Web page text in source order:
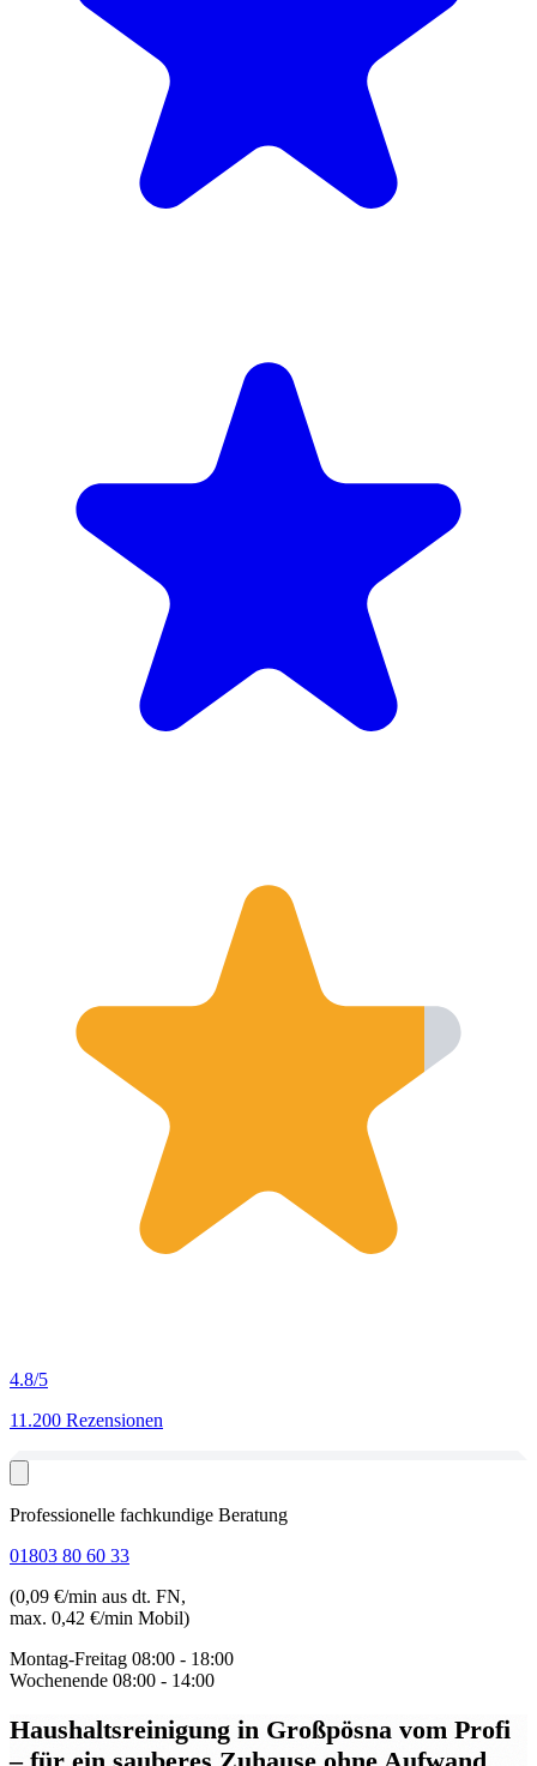
4.8/5
11.200 Rezensionen
Professionelle fachkundige Beratung
01803 80 60 33
(0,09 €/min aus dt. FN,
max. 0,42 €/min Mobil)
Montag-Freitag 08:00 - 18:00
Wochenende 08:00 - 14:00
Haushaltsreinigung in Großpösna vom Profi